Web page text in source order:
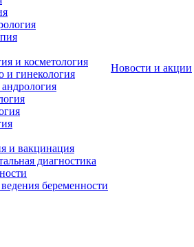
и косметология
и гинекология
и вакцинация
диагностика
беременности
Новости и акции